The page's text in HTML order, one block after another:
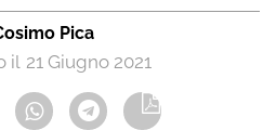
Pica
21 Giugno 2021